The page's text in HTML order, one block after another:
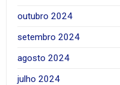
outubro 2024
setembro 2024
agosto 2024
julho 2024